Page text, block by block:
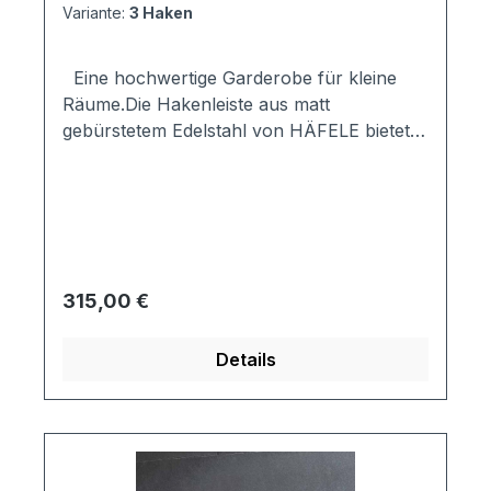
Variante: 3 Haken
Eine hochwertige Garderobe für kleine
Räume.Die Hakenleiste aus matt
gebürstetem Edelstahl von HÄFELE bietet
50 mm
Regulärer Preis:
315,00 €
Details